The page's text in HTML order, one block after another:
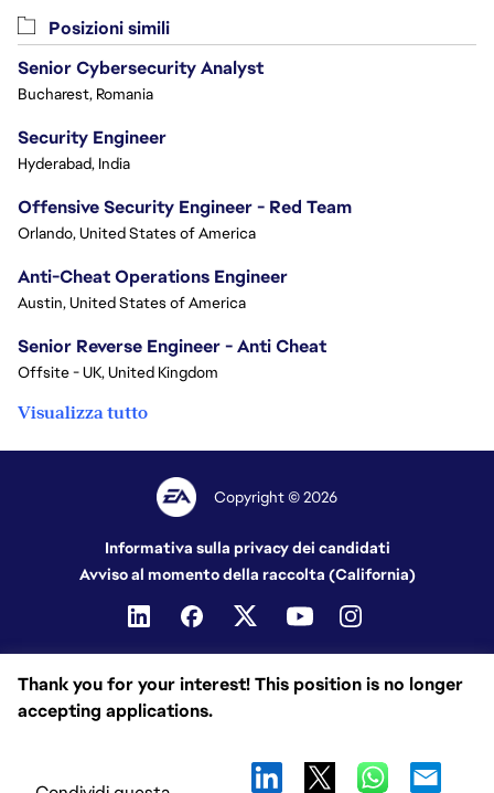
Thank you for your interest! This position is no longer
accepting applications.
Posizioni simili
Senior Cybersecurity Analyst
Bucharest, Romania
Security Engineer
Hyderabad, India
Offensive Security Engineer - Red Team
Orlando, United States of America
Anti-Cheat Operations Engineer
Austin, United States of America
Senior Reverse Engineer - Anti Cheat
Offsite - UK, United Kingdom
Visualizza tutto
Copyright © 2026
Informativa sulla privacy dei candidati
Avviso al momento della raccolta (California)